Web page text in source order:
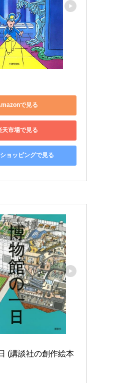
で見る
天市場で見る
ョッピングで見る
(講談社の創作絵本